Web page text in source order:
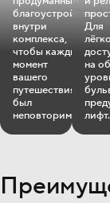
благоустройством
внутри
комплекса,
чтобы каждый
момент
вашего
путешествия
был
неповторим.
Для
на
лифт.